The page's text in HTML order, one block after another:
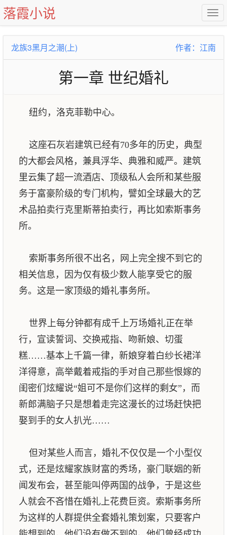
落霞小说
龙族3黑月之潮(上) 作者：江南
第一章 世纪婚礼
纽约，洛克菲勒中心。
这座石灰岩建筑已经有70多年的历史，典型
的大都会风格，兼具浮华、典雅和威严。建筑
里云集了超一流酒店、顶级私人会所和某些服
务于富豪阶级的专门机构，譬如全球最大的艺
术品拍卖行克里斯蒂拍卖行，再比如索斯事务
所。
索斯事务所很不出名，网上完全搜不到它的
相关信息，因为仅有极少数人能享受它的服
务。这是一家顶级的婚礼事务所。
世界上每分钟都有成千上万场婚礼正在举
行，宣读誓词、交换戒指、吻新娘、切蛋
糕……基本上千篇一律，新娘穿着白纱长裙洋
洋得意，高举戴着戒指的手对自己那些恨嫁的
闺密们炫耀说“姐可不是你们这样的剩女”，而
新郎满脑子只是想着走完这漫长的过场赶快把
娶到手的女人扒光……
但对某些人而言，婚礼不仅仅是一个小型仪
式，还是炫耀家族财富的秀场，豪门联姻的新
闻发布会，甚至能叫停两国的战争，于是这些
人就会不吝惜在婚礼上花费巨资。索斯事务所
为这样的人群提供全套婚礼策划案，只要客户